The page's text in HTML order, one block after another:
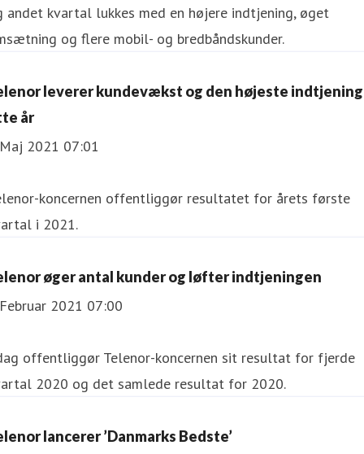
andet kvartal lukkes med en højere indtjening, øget
og flere mobil- og bredbåndskunder.
leverer kundevækst og den højeste
år
2021 07:01
koncernen offentliggør resultatet for årets første
i 2021.
øger antal kunder og løfter indtjeningen
2021 07:00
offentliggør Telenor-koncernen sit resultat for fjerde
2020 og det samlede resultat for 2020.
lancerer ’Danmarks Bedste’